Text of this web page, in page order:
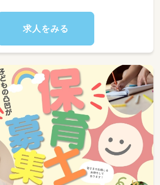
～ 自由遊び・順次降園
・18:30 通常保育終了（延長19:30まで）
もが大好きで、一人ひとりにじっくり向き
い方
数だと目が届きにくい…と感じる方（定員
複数担任のチーム保育です）
・キャリア不問。未経験・ブランクのある
迎
く働ける環境
んな（保育士）でみんな（子ども）を見る」チ
育。日々の保育はみんなで協力し、書類
者面談などは担当制で責任の所在も明確
求人をみる